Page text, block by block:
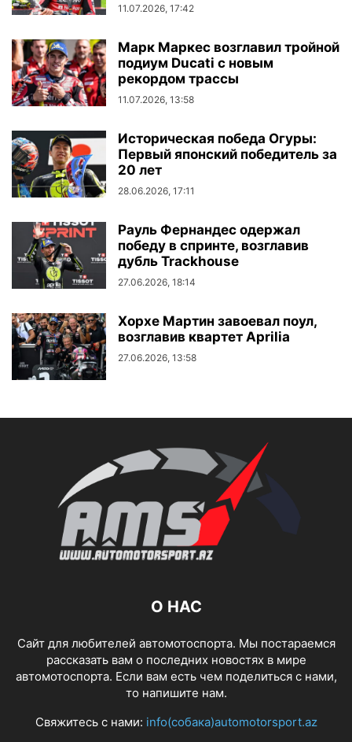
11.07.2026, 17:42
Марк Маркес возглавил тройной
подиум Ducati с новым
рекордом трассы
11.07.2026, 13:58
Историческая победа Огуры:
Первый японский победитель за
20 лет
28.06.2026, 17:11
Рауль Фернандес одержал
победу в спринте, возглавив
дубль Trackhouse
27.06.2026, 18:14
Хорхе Мартин завоевал поул,
возглавив квартет Aprilia
27.06.2026, 13:58
О НАС
Сайт для любителей автомотоспорта. Мы постараемся
рассказать вам о последних новостях в мире
автомотоспорта. Если вам есть чем поделиться с нами,
то напишите нам.
Свяжитесь с нами: info(собака)automotorsport.az